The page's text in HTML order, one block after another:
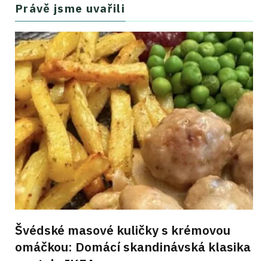
Právě jsme uvařili
Švédské masové kuličky s krémovou
omáčkou: Domácí skandinávská klasika